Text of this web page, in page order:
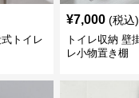
トイレ
¥7,000 (税込)
トイレ収納 壁
レ小物置き棚